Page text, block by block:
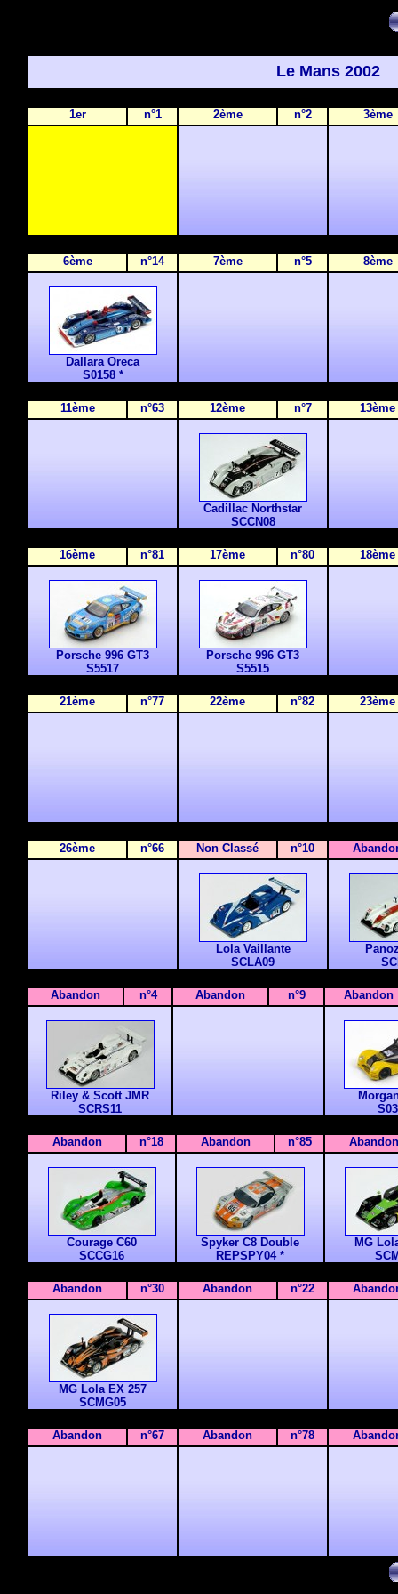
Le Mans 2002
1er n°1 2ème n°2 3ème
6ème n°14 7ème n°5 8ème
Dallara Oreca
S0158 *
11ème n°63 12ème n°7 13ème
Cadillac Northstar
SCCN08
16ème n°81 17ème n°80 18ème
Porsche 996 GT3
S5517
Porsche 996 GT3
S5515
21ème n°77 22ème n°82 23ème
26ème n°66 Non Classé n°10
Lola Vaillante
SCLA09
Abandon n°4 Abandon n°9 Abandon
Riley & Scott JMR
SCRS11
Abandon n°18 Abandon n°85 Abandon
Courage C60
SCCG16
Spyker C8 Double
REPSPY04 *
MG
Abandon n°30 Abandon n°22
MG Lola EX 257
SCMG05
Abandon n°67 Abandon n°78